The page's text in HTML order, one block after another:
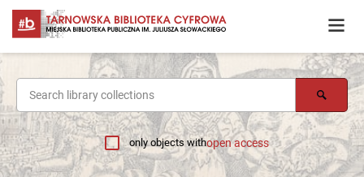
only objects withopen access